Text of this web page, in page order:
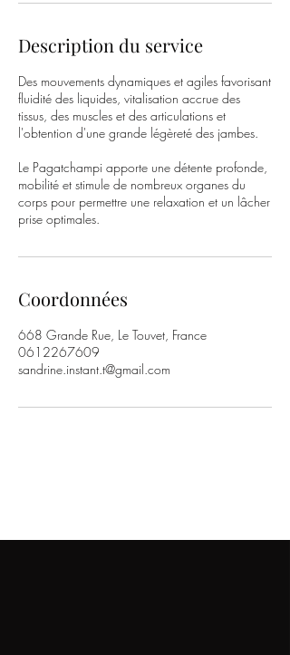
Description du service
Des mouvements dynamiques et agiles favorisant
fluidité des liquides, vitalisation accrue des
tissus, des muscles et des articulations et
l'obtention d'une grande légèreté des jambes.
​Le Pagatchampi apporte une détente profonde,
mobilité et stimule de nombreux organes du
corps pour permettre une relaxation et un lâcher
prise optimales.
Coordonnées
668 Grande Rue, Le Touvet, France
0612267609
sandrine.instant.t@gmail.com